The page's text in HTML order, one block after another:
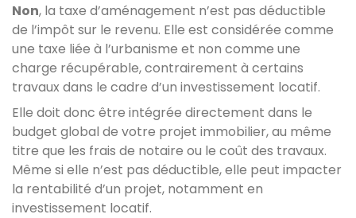
Non, la taxe d’aménagement n’est pas déductible
de l’impôt sur le revenu. Elle est considérée comme
une taxe liée à l’urbanisme et non comme une
charge récupérable, contrairement à certains
travaux dans le cadre d’un investissement locatif.
Elle doit donc être intégrée directement dans le
budget global de votre projet immobilier, au même
titre que les frais de notaire ou le coût des travaux.
Même si elle n’est pas déductible, elle peut impacter
la rentabilité d’un projet, notamment en
investissement locatif.